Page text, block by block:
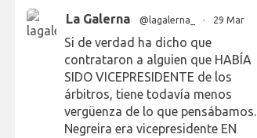
La Galerna @lagalerna_ · 29 Mar
Si de verdad ha dicho que
contrataron a alguien que HABÍA
SIDO VICEPRESIDENTE de los
árbitros, tiene todavía menos
vergüenza de lo que pensábamos.
Negreira era vicepresidente EN